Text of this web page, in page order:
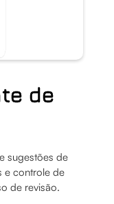
de
sugestões de
e controle de
de revisão.